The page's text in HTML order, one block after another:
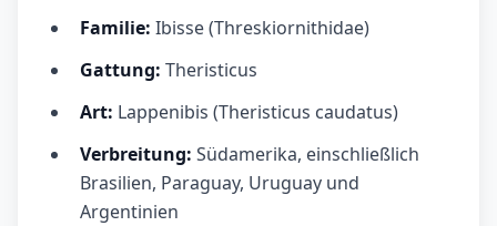
Familie: Ibisse (Threskiornithidae)
Gattung: Theristicus
Art: Lappenibis (Theristicus caudatus)
Verbreitung: Südamerika, einschließlich
Brasilien, Paraguay, Uruguay und
Argentinien